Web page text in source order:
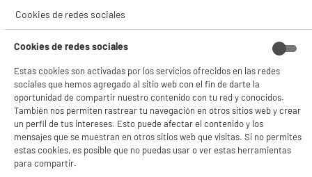
Cookies de redes sociales
Cookies de redes sociales
Estas cookies son activadas por los servicios ofrecidos en las redes
sociales que hemos agregado al sitio web con el fin de darte la
oportunidad de compartir nuestro contenido con tu red y conocidos.
También nos permiten rastrear tu navegación en otros sitios web y crear
un perfil de tus intereses. Esto puede afectar el contenido y los
mensajes que se muestran en otros sitios web que visitas. Si no permites
estas cookies, es posible que no puedas usar o ver estas herramientas
para compartir.